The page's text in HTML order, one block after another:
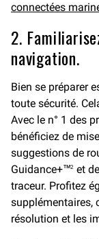
connectées
2.
navigation.
Bien se préparer
toute sécurité.
Avec le n° 1 des
bénéficiez de
suggestions de
Guidance+™2 et
traceur. Profitez
supplémentaires,
résolution et les